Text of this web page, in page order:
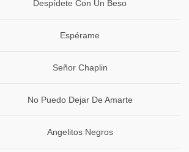
Despídete Con Un Beso
Espérame
Señor Chaplin
No Puedo Dejar De Amarte
Angelitos Negros